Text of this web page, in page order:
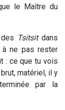
le Maître du
Tsitsitdans
à ne pas rester
: ce que tu vois
matériel, il y
par la